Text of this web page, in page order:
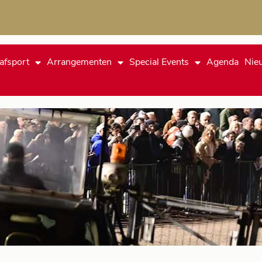
Arrangementen Special Events Agenda